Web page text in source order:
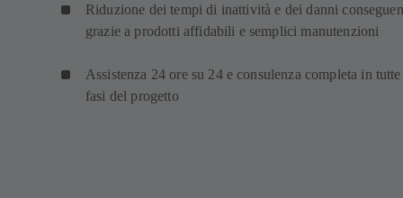
Riduzione dei tempi di inattività e dei danni
grazie a prodotti affidabili e semplici manutenzioni
Assistenza 24 ore su 24 e consulenza completa in
fasi del progetto